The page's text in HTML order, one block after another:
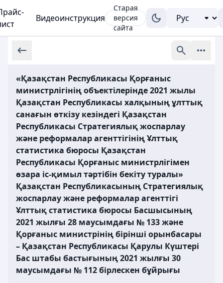
Видеоинструкция
Старая
версия
сайта
«Қазақстан Республикасы Қорғаныс
министрлігінің объектілерінде 2021 жылы
Қазақстан Республикасы халқының ұлттық
санағын өткізу кезіндегі Қазақстан
Республикасы Стратегиялық жоспарлау
және реформалар агенттігінің Ұлттық
статистика бюросы Қазақстан
Республикасы Қорғаныс министрлігімен
өзара іс-қимыл тәртібін бекіту туралы»
Қазақстан Республикасының Стратегиялық
жоспарлау және реформалар агенттігі
Ұлттық статистика бюросы Басшысының
2021 жылғы 28 маусымдағы № 133 және
Қорғаныс министрінің бірінші орынбасары
– Қазақстан Республикасы Қарулы Күштері
Бас штабы бастығының 2021 жылғы 30
маусымдағы № 112 бірлескен бұйрығы